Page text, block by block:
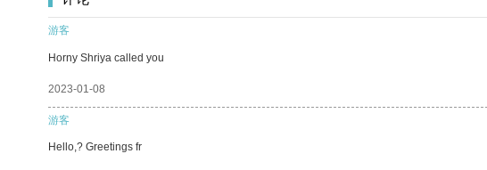
游客
Horny Shriya called you
2023-01-08
游客
Hello,? Greetings fr